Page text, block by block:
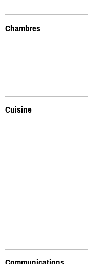
Chambres
Cuisine